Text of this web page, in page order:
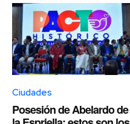
Ciudades
Posesión de Abelardo de